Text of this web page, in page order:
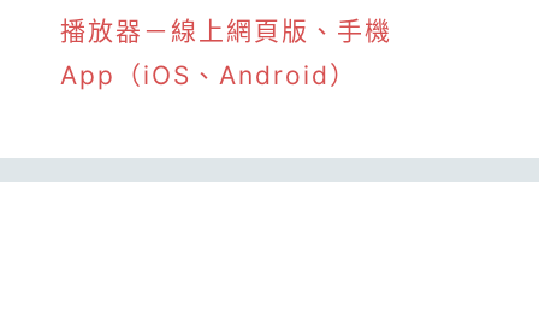
播放器－線上網頁版、手機
App（iOS、Android）